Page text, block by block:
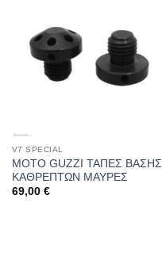
V7 SPECIAL
MOTO GUZZI ΤΑΠΕΣ ΒΑΣΗΣ
ΚΑΘΡΕΠΤΩΝ ΜΑΥΡΕΣ
69,00 €